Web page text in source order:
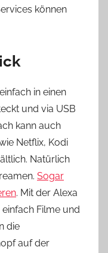
können
in einen
und via USB
kann auch
Netflix, Kodi
Natürlich
Sogar
. Mit der Alexa
Filme und
die
auf der